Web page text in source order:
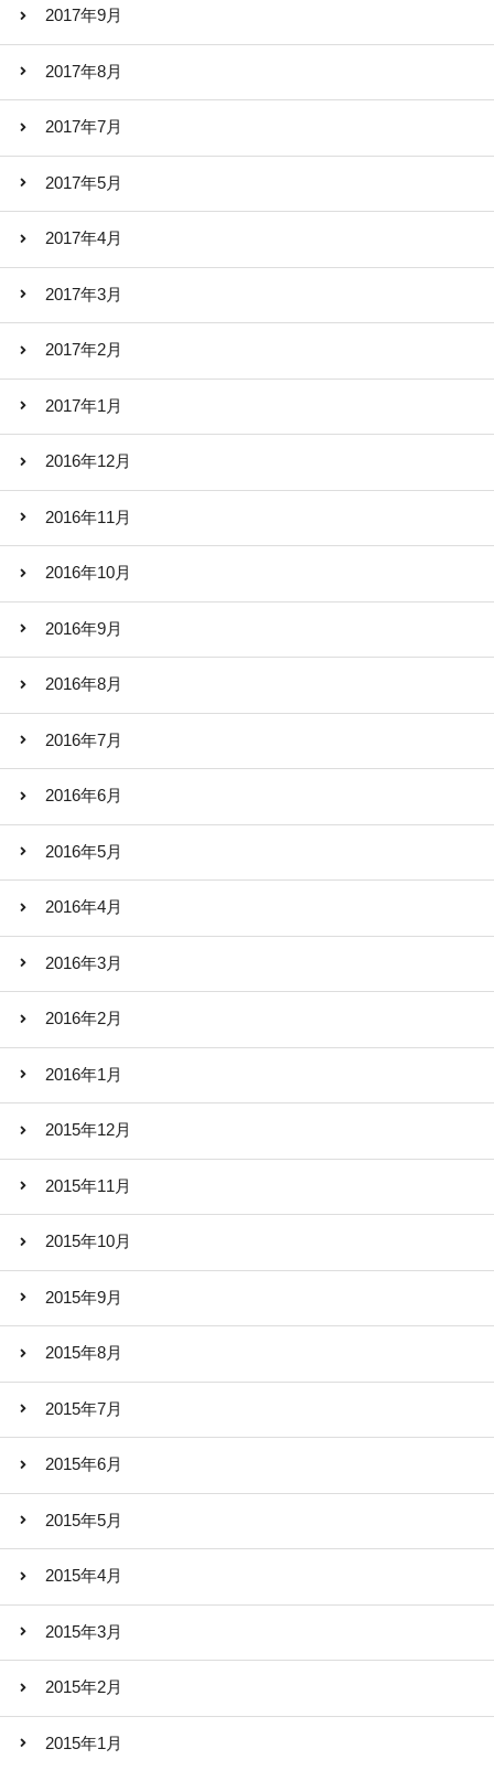
2017年9月
2017年8月
2017年7月
2017年5月
2017年4月
2017年3月
2017年2月
2017年1月
2016年12月
2016年11月
2016年10月
2016年9月
2016年8月
2016年7月
2016年6月
2016年5月
2016年4月
2016年3月
2016年2月
2016年1月
2015年12月
2015年11月
2015年10月
2015年9月
2015年8月
2015年7月
2015年6月
2015年5月
2015年4月
2015年3月
2015年2月
2015年1月